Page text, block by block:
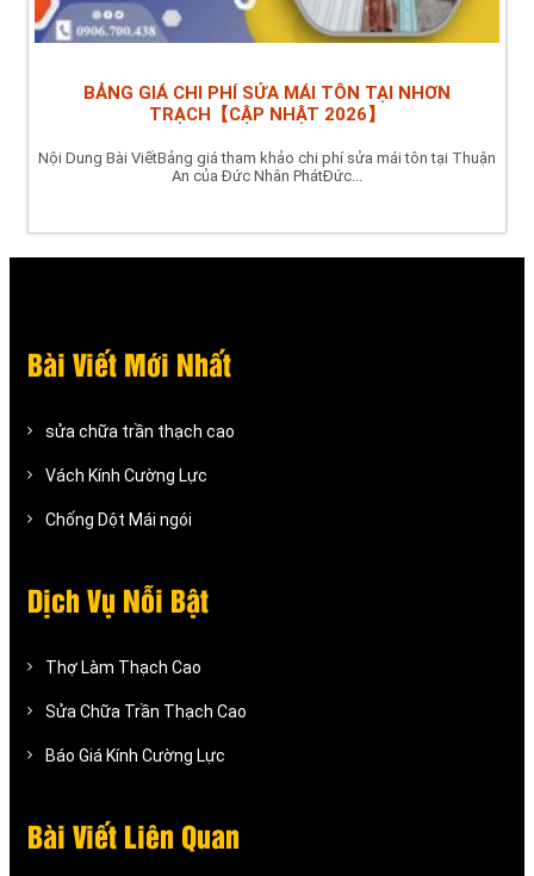
BẢNG GIÁ CHI PHÍ SỬA MÁI TÔN TẠI NHƠN
TRẠCH【CẬP NHẬT 2026】
Nội Dung Bài ViếtBảng giá tham khảo chi phí sửa mái tôn tại Thuận
An của Đức Nhân PhátĐức...
Bài Viết Mới Nhất
sửa chữa trần thạch cao
Vách Kính Cường Lực
Chống Dột Mái ngói
Dịch Vụ Nỗi Bật
Thợ Làm Thạch Cao
Sửa Chữa Trần Thạch Cao
Báo Giá Kính Cường Lực
Bài Viết Liên Quan